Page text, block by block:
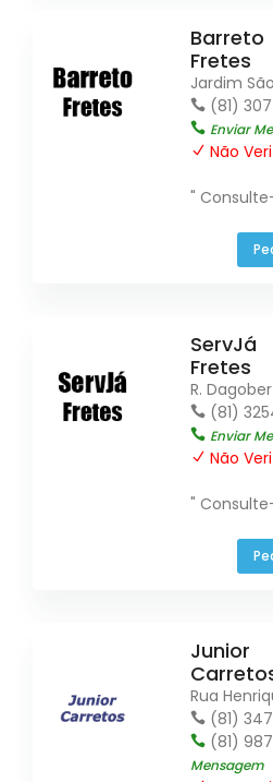
Barreto
Fretes
Jardim
(81)
Enviar
Não
"
ServJá
Fretes
R.
(81)
Enviar
Não
"
Junior
Rua
(81)
(81)
Mensagem